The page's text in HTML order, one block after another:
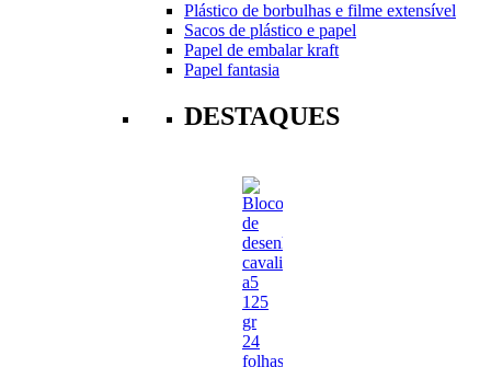
Plástico de borbulhas e filme extensível
Sacos de plástico e papel
Papel de embalar kraft
Papel fantasia
DESTAQUES